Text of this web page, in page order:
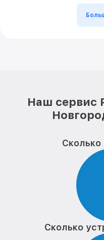
Наш сервис
Сколько
Сколько